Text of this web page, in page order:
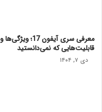
معرفی سری آیفون 17؛ ویژگی‌ها و
قابلیت‌هایی که نمی‌دانستید
دی ۷, ۱۴۰۴